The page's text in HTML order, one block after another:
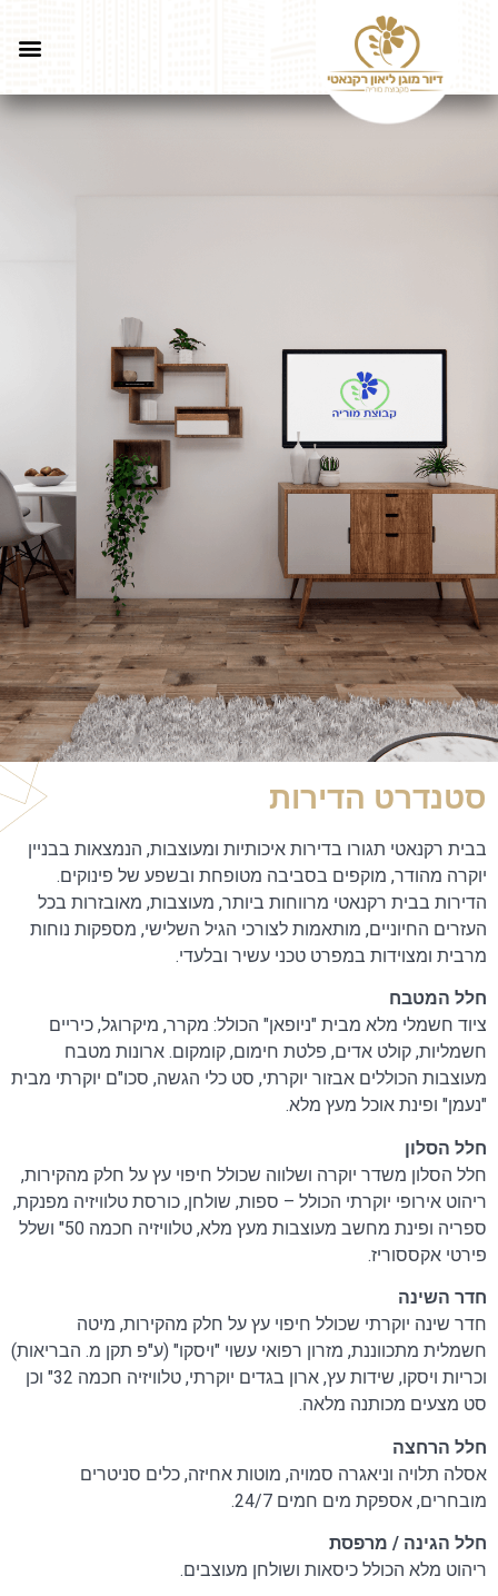
סטנדרט הדירות
בבית רקנאטי תגורו בדירות איכותיות ומעוצבות, הנמצאות בבניין
יוקרה מהודר, מוקפים בסביבה מטופחת ובשפע של פינוקים.
הדירות בבית רקנאטי מרווחות ביותר, מעוצבות, מאובזרות בכל
העזרים החיוניים, מותאמות לצורכי הגיל השלישי, מספקות נוחות
מרבית ומצוידות במפרט טכני עשיר ובלעדי.
חלל המטבח
ציוד חשמלי מלא מבית "ניופאן" הכולל: מקרר, מיקרוגל, כיריים
חשמליות, קולט אדים, פלטת חימום, קומקום. ארונות מטבח
מעוצבות הכוללים אבזור יוקרתי, סט כלי הגשה, סכו"ם יוקרתי מבית
"נעמן" ופינת אוכל מעץ מלא.
חלל הסלון
חלל הסלון משדר יוקרה ושלווה שכולל חיפוי עץ על חלק מהקירות,
ריהוט אירופי יוקרתי הכולל – ספות, שולחן, כורסת טלוויזיה מפנקת,
ספריה ופינת מחשב מעוצבות מעץ מלא, טלוויזיה חכמה 50" ושלל
פירטי אקססוריז.
חדר השינה
חדר שינה יוקרתי שכולל חיפוי עץ על חלק מהקירות, מיטה
חשמלית מתכווננת, מזרון רפואי עשוי "ויסקו" (ע"פ תקן מ. הבריאות)
וכריות ויסקו, שידות עץ, ארון בגדים יוקרתי, טלוויזיה חכמה 32" וכן
סט מצעים מכותנה מלאה.
חלל הרחצה
אסלה תלויה וניאגרה סמויה, מוטות אחיזה, כלים סניטרים
מובחרים, אספקת מים חמים 24/7.
חלל הגינה / מרפסת
ריהוט מלא הכולל כיסאות ושולחן מעוצבים.